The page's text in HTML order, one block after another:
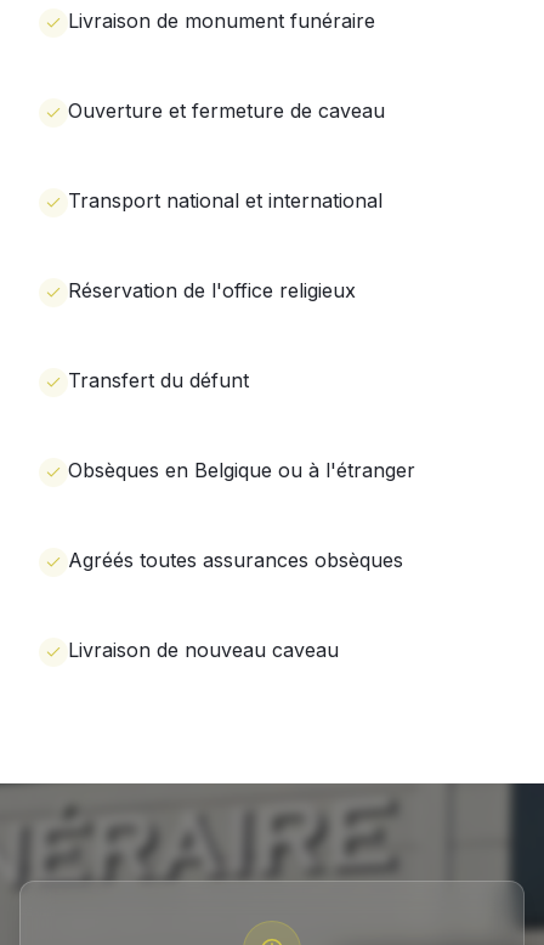
Livraison de monument funéraire
Ouverture et fermeture de caveau
Transport national et international
Réservation de l'office religieux
Transfert du défunt
Obsèques en Belgique ou à l'étranger
Agréés toutes assurances obsèques
Livraison de nouveau caveau